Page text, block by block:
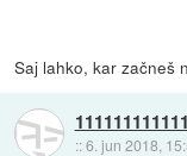
Saj lahko, kar začneš
111111111111
::6. jun 2018,